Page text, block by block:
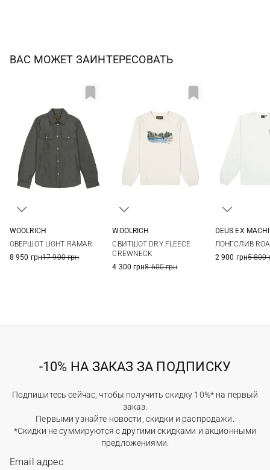
ВАС МОЖЕТ ЗАИНТЕРЕСОВАТЬ
WOOLRICH
ОВЕРШОТ LIGHT RAMAR
8 950 грн17 900 грн
WOOLRICH
СВИТШОТ DRY FLEECE
CREWNECK
4 300 грн8 600 грн
DEUS EX
ЛОНГСЛИВ
2 900 грн5 800
-10% НА ЗАКАЗ ЗА ПОДПИСКУ
Подпишитесь сейчас, чтобы получить скидку 10%* на первый
заказ.
Первыми узнайте новости, скидки и распродажи.
*Скидки не суммируются с другими скидками и акционными
предложениями.